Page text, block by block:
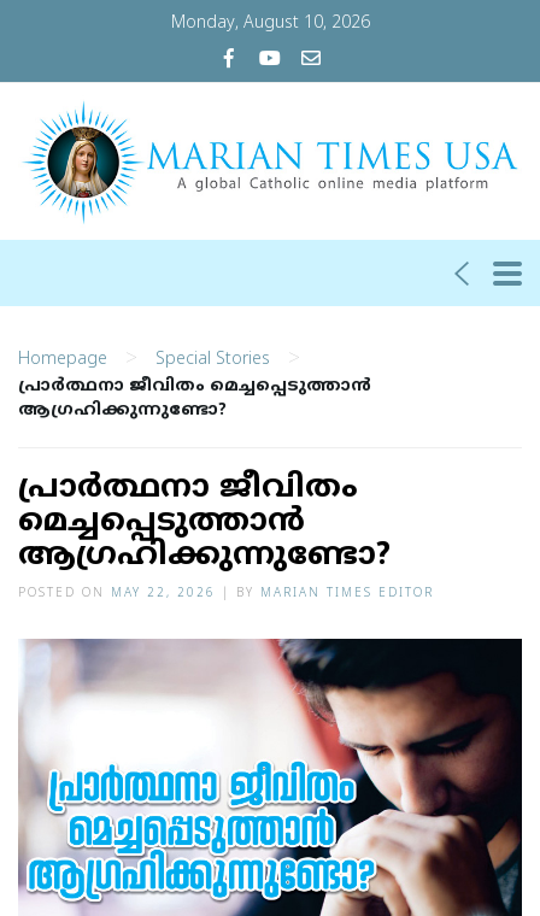
Monday, August 10, 2026
Homepage > Special Stories >
പ്രാര്‍ത്ഥനാ ജീവിതം മെച്ചപ്പെടുത്താന്‍
ആഗ്രഹിക്കുന്നുണ്ടോ?
പ്രാര്‍ത്ഥനാ ജീവിതം
മെച്ചപ്പെടുത്താന്‍
ആഗ്രഹിക്കുന്നുണ്ടോ?
POSTED ON MAY 22, 2026 BY MARIAN TIMES EDITOR